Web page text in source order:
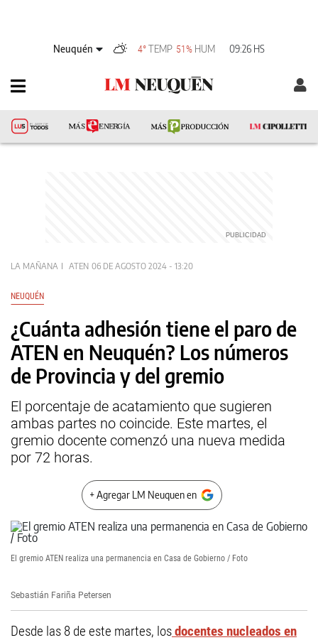
Neuquén 4° TEMP 51% HUM 09:26 HS
LA MAÑANA ATEN 06 DE AGOSTO 2024 - 13:20
NEUQUÉN
¿Cuánta adhesión tiene el paro de
ATEN en Neuquén? Los números
de Provincia y del gremio
El porcentaje de acatamiento que sugieren
ambas partes no coincide. Este martes, el
gremio docente comenzó una nueva medida
por 72 horas.
+ Agregar LM Neuquen en
El gremio ATEN realiza una permanencia en Casa de Gobierno / Foto
Sebastián Fariña Petersen
Desde las 8 de este martes, losdocentes nucleados en